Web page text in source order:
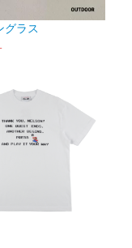
グラス